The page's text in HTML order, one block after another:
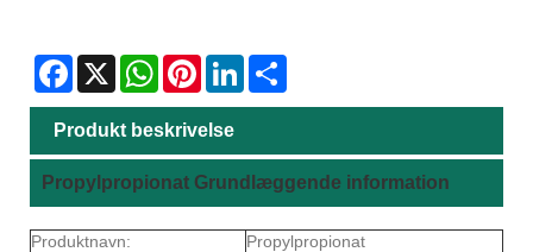
Facebook
X WhatsAppPinterestLinkedIn
Produkt beskrivelse
Propylpropionat Grundlæggende information
Produktnavn:
Propylpropionat